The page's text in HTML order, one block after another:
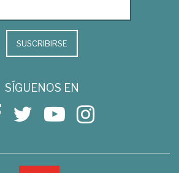
SUSCRIBIRSE
SÍGUENOS EN